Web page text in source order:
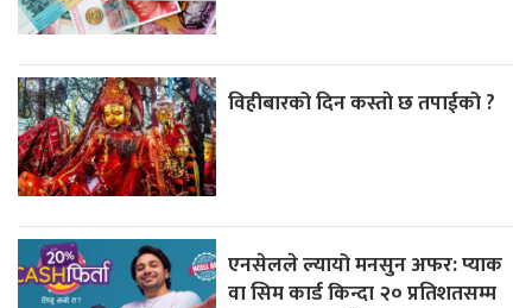
विहीबारको दिन कस्ताे छ तपाईको ?
एनसेलले ल्यायो मनसुन अफर: प्याक
वा सिम कार्ड किन्दा २० प्रतिशतसम्म